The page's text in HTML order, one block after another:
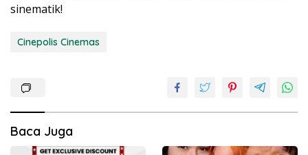
sinematik!
Cinepolis Cinemas
Baca Juga